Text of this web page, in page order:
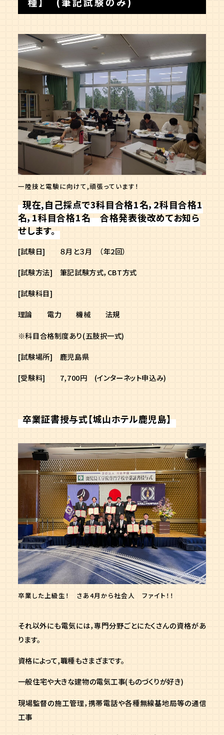
一陸技と電験に向けて,頑張っています！
現在,自己採点で3科目合格1名，2科目合格1
名，1科目合格1名 合格発表後改めてお知ら
せします。
[試験日] ８月と３月 （年2回）
[試験方法] 筆記試験方式，CBT方式
[試験科目]
理論 電力 機械 法規
※科目合格制度あり(五肢択一式)
[試験場所] 鹿児島県
[受験料] 7,700円 (インターネット申込み)
卒業証書授与式【城山ホテル鹿児島】
卒業した上級生！ さあ4月から社会人 ファイト！！
それ以外にも電気には，専門分野ごとにたくさんの資格があ
ります。
資格によって,職種もさまざまです。
一般住宅や大きな建物の電気工事(ものづくりが好き)
現場監督の施工管理，携帯電話や各種無線基地局等の通信
工事